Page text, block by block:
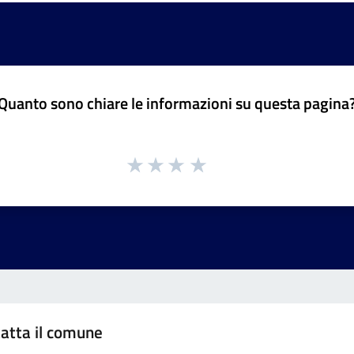
sono chiare le informazioni su questa
il comune